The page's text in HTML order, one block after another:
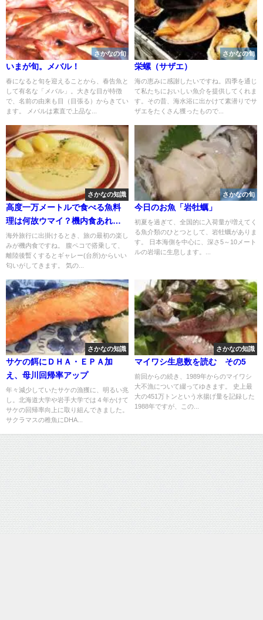
さかなの旬
いまが旬。メバル！
春になると旬を迎えることから、春告魚と
して有名な「メバル」。大きな目が特徴
で、名前の由来も目（目張る）からきてい
ます。 メバルは素直で上品な...
さかなの旬
栄螺（サザエ）
海の恵みに感謝したいですね。四季を通じ
て私たちにおいしい魚介を提供してくれま
す。その昔、海水浴に出かけて素潜りでサ
ザエをたくさん獲ったもので...
さかなの知識
高度一万メートルで食べる魚料
理は何故ウマイ？機内食あれこ
れ
海外旅行に出掛けるとき、旅の最初の楽し
みが機内食ですね。 腹ペコで搭乗して、
離陸後暫くするとギャレー(台所)からいい
匂いがしてきます。 気の...
さかなの旬
今日のお魚「岩牡蠣」
初夏を過ぎて、全国的に入荷量が増えてく
る魚介類のひとつとして、岩牡蠣がありま
す。 日本海側を中心に、深さ5～10メート
ルの岩場に生息します。...
さかなの知識
サケの餌にＤＨＡ・ＥＰＡ加
え、母川回帰率アップ
年々減少していたサケの漁獲に、明るい兆
し。北海道大学や岩手大学では４年かけて
サケの回帰率向上に取り組んできました。
サクラマスの稚魚にDHA...
さかなの知識
マイワシ生息数を読む その5
前回からの続き、1989年からのマイワシ
大不漁について綴ってゆきます。 史上最
大の451万トンという水揚げ量を記録した
1988年ですが、この...